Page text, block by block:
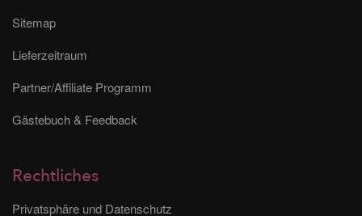
Sitemap
Lieferzeitraum
Partner/Affiliate Programm
Gästebuch & Feedback
Rechtliches
Privatsphäre und Datenschutz